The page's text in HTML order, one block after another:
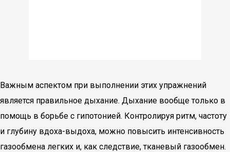
Важным аспектом при выполнении этих упражнений
является правильное дыхание. Дыхание вообще только в
помощь в борьбе с гипотонией. Контролируя ритм, частоту
и глубину вдоха-выдоха, можно повысить интенсивность
газообмена легких и, как следствие, тканевый газообмен.